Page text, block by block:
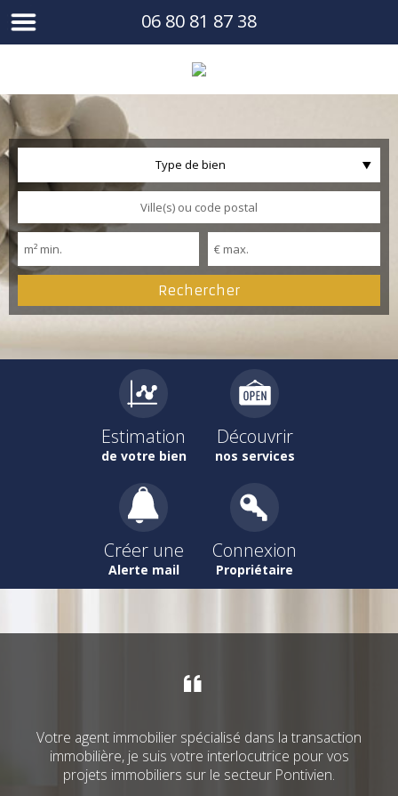
06 80 81 87 38
Type de bien
Estimation
de votre bien
Découvrir
nos services
Créer une
Alerte mail
Connexion
Propriétaire
Votre agent immobilier spécialisé dans la transaction
immobilière, je suis votre interlocutrice pour vos
projets immobiliers sur le secteur Pontivien.